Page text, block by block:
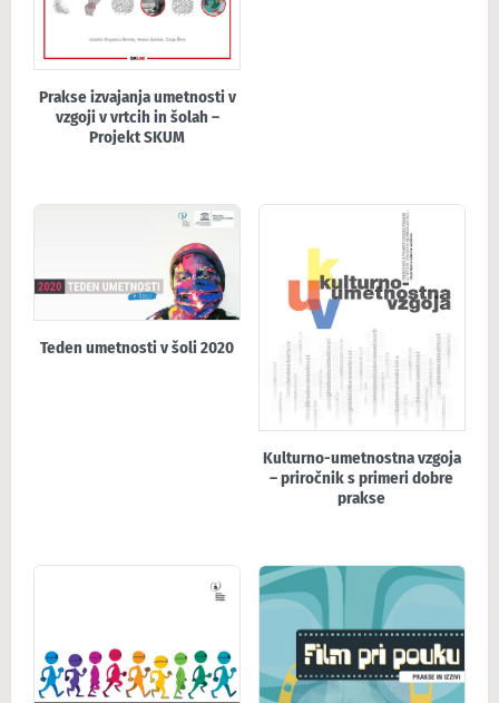
Prakse izvajanja umetnosti v
vzgoji v vrtcih in šolah –
Projekt SKUM
Teden umetnosti v šoli 2020
Kulturno-umetnostna vzgoja
– priročnik s primeri dobre
prakse